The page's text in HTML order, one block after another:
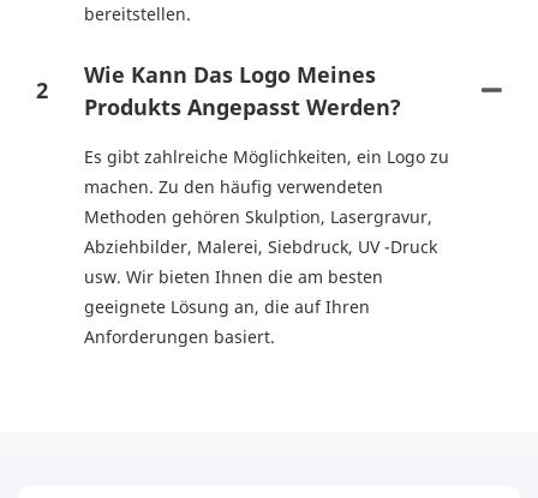
bereitstellen.
2
Wie Kann Das Logo Meines
Produkts Angepasst Werden?
Es gibt zahlreiche Möglichkeiten, ein Logo zu
machen. Zu den häufig verwendeten
Methoden gehören Skulption, Lasergravur,
Abziehbilder, Malerei, Siebdruck, UV -Druck
usw. Wir bieten Ihnen die am besten
geeignete Lösung an, die auf Ihren
Anforderungen basiert.